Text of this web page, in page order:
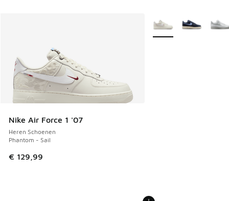
Nike Air Force 1 '07
Heren Schoenen
Phantom - Sail
€ 129,99
Meer kleuren